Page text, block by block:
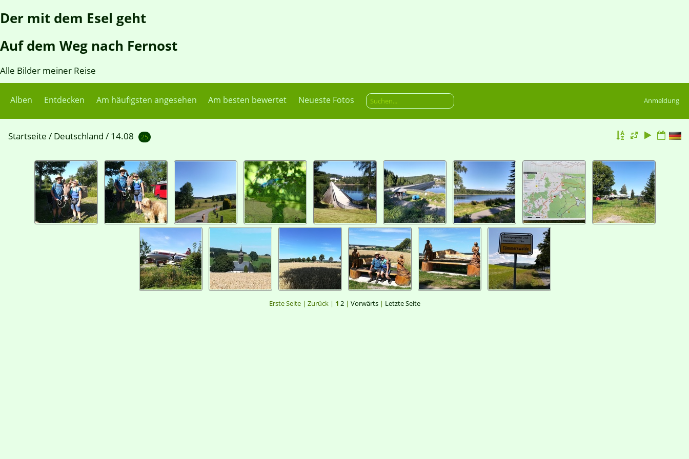
Der mit dem Esel geht
Auf dem Weg nach Fernost
Alle Bilder meiner Reise
Alben Entdecken Am häufigsten angesehen Am besten bewertet Neueste Fotos Anmeldung
Startseite / Deutschland / 14.08 25
Erste Seite | Zurück | 1 2 | Vorwärts | Letzte Seite